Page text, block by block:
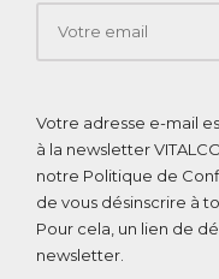
Votre adresse e-mail
à la newsletter
notre Politique de
de vous désinscrire à
Pour cela, un lien de
newsletter.